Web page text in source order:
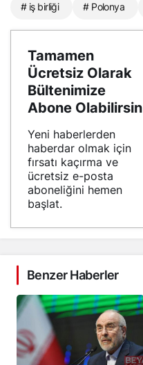
# iş birliği # Polonya
Tamamen
Ücretsiz Olarak
Bültenimize
Abone Olabilirsin
Yeni haberlerden
haberdar olmak için
fırsatı kaçırma ve
ücretsiz e-posta
aboneliğini hemen
başlat.
Benzer Haberler